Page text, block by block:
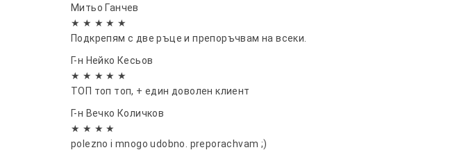
Митьо Ганчев
★ ★ ★ ★ ★
Подкрепям с две ръце и препоръчвам на всеки.
Г-н Нейко Кесьов
★ ★ ★ ★ ★
ТОП топ топ, + един доволен клиент
Г-н Вечко Количков
★ ★ ★ ★
polezno i mnogo udobno. preporachvam ;)